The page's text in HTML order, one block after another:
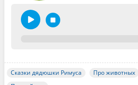
Сказки дядюшки Римуса Про животных